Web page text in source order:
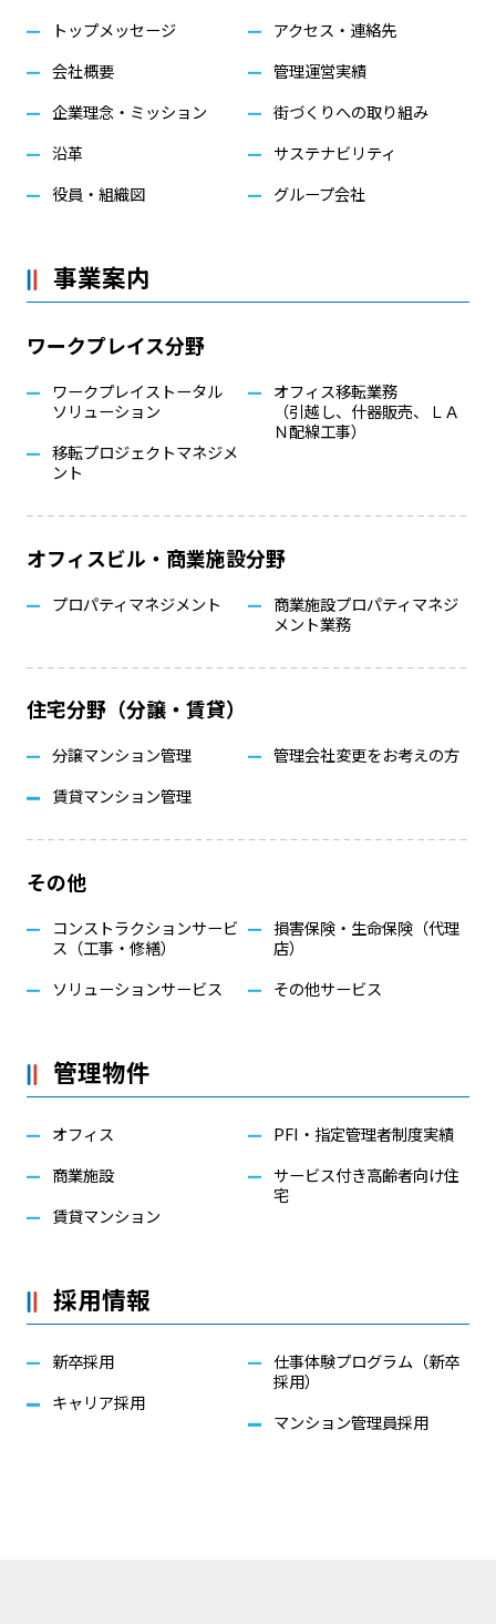
トップメッセージ
会社概要
企業理念・ミッション
沿革
役員・組織図
アクセス・連絡先
管理運営実績
街づくりへの取り組み
サステナビリティ
グループ会社
事業案内
ワークプレイス分野
ワークプレイストータル
ソリューション
移転プロジェクトマネジメ
ント
オフィス移転業務
（引越し、什器販売、ＬＡ
Ｎ配線工事）
オフィスビル・商業施設分野
プロパティマネジメント
商業施設プロパティマネジ
メント業務
住宅分野（分譲・賃貸）
分譲マンション管理
賃貸マンション管理
管理会社変更をお考えの方
その他
コンストラクションサービ
ス（工事・修繕）
ソリューションサービス
損害保険・生命保険（代理
店）
その他サービス
管理物件
オフィス
商業施設
賃貸マンション
PFI・指定管理者制度実績
サービス付き高齢者向け住
宅
採用情報
新卒採用
キャリア採用
仕事体験プログラム（新卒
採用）
マンション管理員採用